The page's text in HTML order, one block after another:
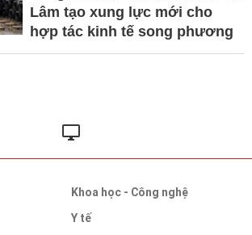
Lâm tạo xung lực mới cho
hợp tác kinh tế song phương
Khoa học - Công nghệ
Y tế